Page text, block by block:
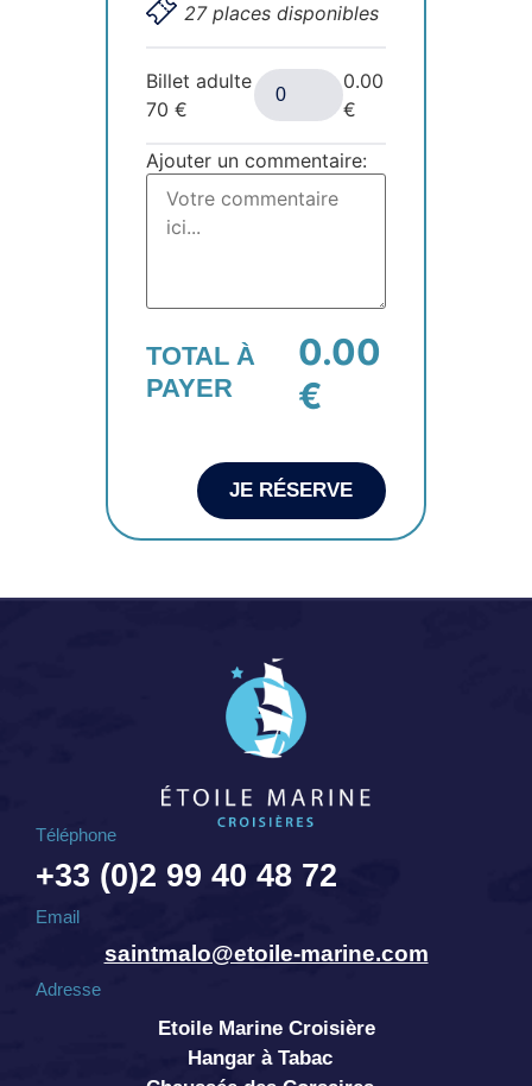
27 places disponibles
Billet adulte
70€
0.00
€
Ajouter un commentaire:
TOTAL À
PAYER
0.00
€
JE RÉSERVE
Téléphone
+33 (0)2 99 40 48 72
Email
saintmalo@etoile-marine.com
Adresse
Etoile Marine Croisière
Hangar à Tabac